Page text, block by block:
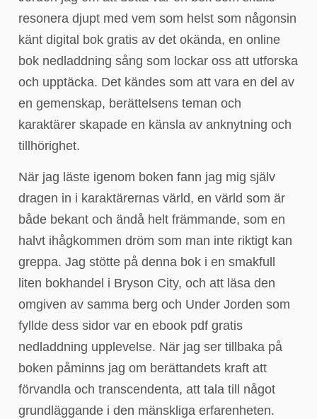
resonera djupt med vem som helst som någonsin
känt digital bok gratis av det okända, en online
bok nedladdning sång som lockar oss att utforska
och upptäcka. Det kändes som att vara en del av
en gemenskap, berättelsens teman och
karaktärer skapade en känsla av anknytning och
tillhörighet.
När jag läste igenom boken fann jag mig själv
dragen in i karaktärernas värld, en värld som är
både bekant och ändå helt främmande, som en
halvt ihågkommen dröm som man inte riktigt kan
greppa. Jag stötte på denna bok i en smakfull
liten bokhandel i Bryson City, och att läsa den
omgiven av samma berg och Under Jorden som
fyllde dess sidor var en ebook pdf gratis
nedladdning upplevelse. När jag ser tillbaka på
boken påminns jag om berättandets kraft att
förvandla och transcendenta, att tala till något
grundläggande i den mänskliga erfarenheten.